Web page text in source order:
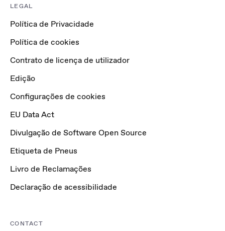
LEGAL
Política de Privacidade
Política de cookies
Contrato de licença de utilizador
Edição
Configurações de cookies
EU Data Act
Divulgação de Software Open Source
Etiqueta de Pneus
Livro de Reclamações
Declaração de acessibilidade
CONTACT